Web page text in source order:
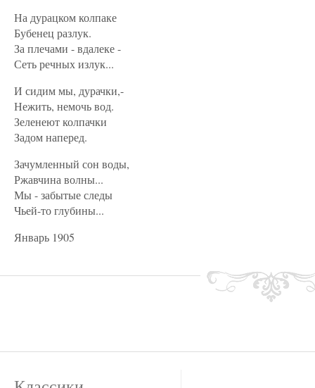
На дурацком колпаке
Бубенец разлук.
За плечами - вдалеке -
Сеть речных излук...
И сидим мы, дурачки,-
Нежить, немочь вод.
Зеленеют колпачки
Задом наперед.
Зачумленный сон воды,
Ржавчина волны...
Мы - забытые следы
Чьей-то глубины...
Январь 1905